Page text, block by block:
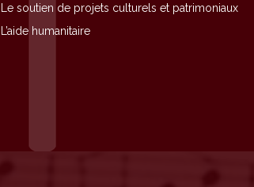
Le soutien de projets culturels et patrimoniaux
L’aide humanitaire